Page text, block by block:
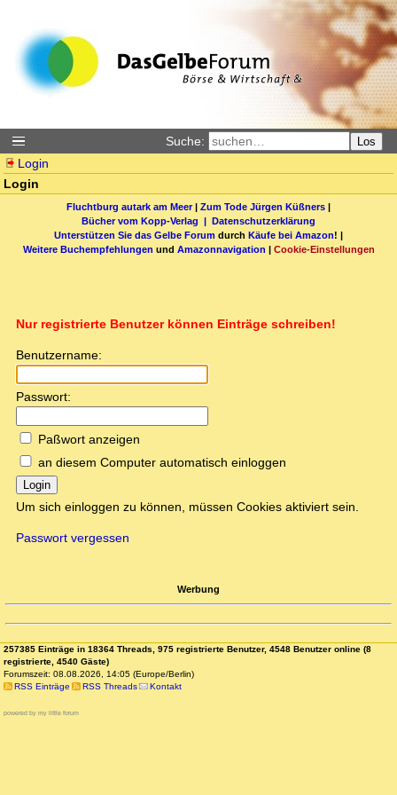
Suche: Los
Login
Login
Fluchtburg autark am Meer| Zum Tode Jürgen Küßners |
Bücher vom Kopp-Verlag | Datenschutzerklärung
Unterstützen Sie das Gelbe Forum durch Käufe bei Amazon! |
Weitere Buchempfehlungen und Amazonnavigation | Cookie-Einstellungen
Nur registrierte Benutzer können Einträge schreiben!
Benutzername:
Passwort:
Paßwort anzeigen
an diesem Computer automatisch einloggen
Login
Um sich einloggen zu können, müssen Cookies aktiviert sein.
Passwort vergessen
Werbung
257385 Einträge in 18364 Threads, 975 registrierte Benutzer, 4548 Benutzer online (8
registrierte, 4540 Gäste)
Forumszeit: 08.08.2026, 14:05 (Europe/Berlin)
RSS Einträge
RSS Threads Kontakt
powered by my little forum